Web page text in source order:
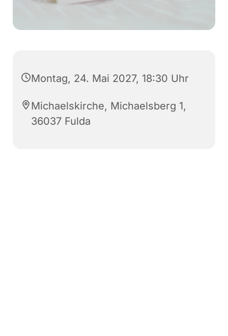
Montag, 24. Mai 2027, 18:30 Uhr
Michaelskirche, Michaelsberg 1,
36037 Fulda